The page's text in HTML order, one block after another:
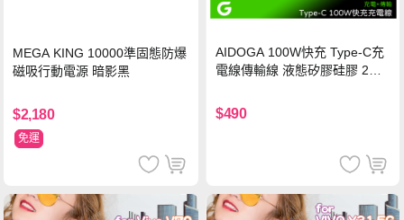
MEGA KING 10000準固態防爆
磁吸行動電源 暗影黑
$2,180
免運
AIDOGA 100W快充 Type-C充
電線傳輸線 液態矽膠硅膠 2M
$490